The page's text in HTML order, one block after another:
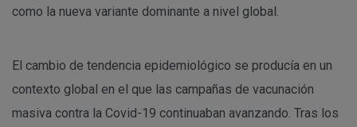
como la nueva variante dominante a nivel global.
El cambio de tendencia epidemiológico se producía en un
contexto global en el que las campañas de vacunación
masiva contra la Covid-19 continuaban avanzando. Tras los